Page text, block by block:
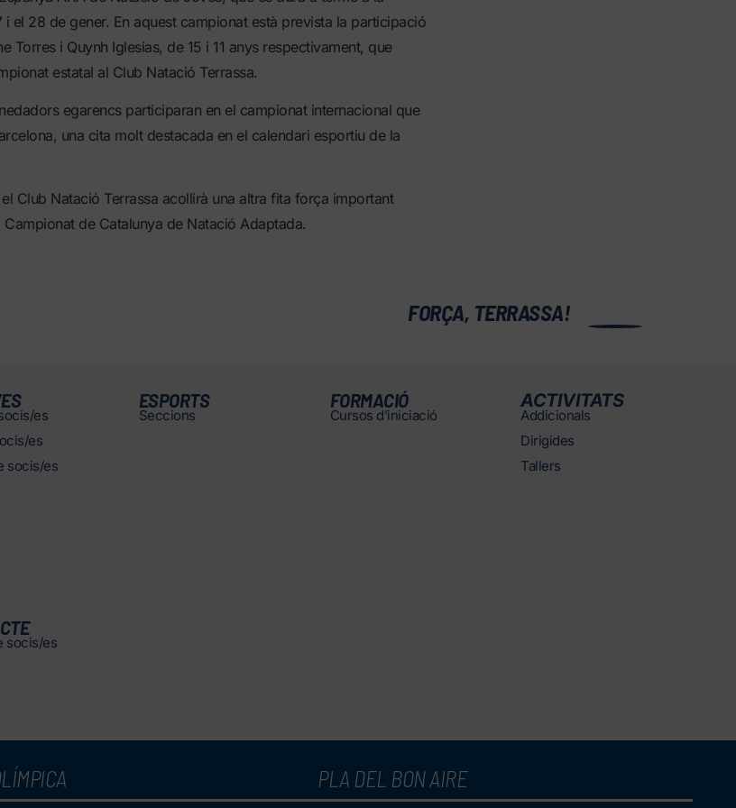
el 28 de gener. En aquest campionat està prevista la participació
Torres i Quynh Iglesias, de 15 i 11 anys respectivament, que
estatal al Club Natació Terrassa.
egarencs participaran en el campionat internacional que
una cita molt destacada en el calendari esportiu de la
Club Natació Terrassa acollirà una altra fita força important
Campionat de Catalunya de Natació Adaptada.
FORÇA, TERRASSA!
es
es
socis/es
ESPORTS
Seccions
FORMACIÓ
Cursos d’iniciació
ACTIVITATS
Addicionals
Dirigides
Tallers
socis/es
PLA DEL BON AIRE